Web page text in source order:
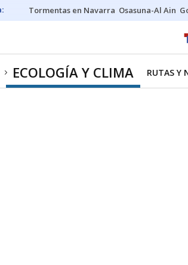
Tormentas en Navarra Osasuna-Al Ain
ECOLOGÍA Y CLIMA RUTAS Y